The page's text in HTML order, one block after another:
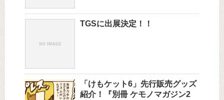
TGSに出展決定！！
「けもケット6」先行販売グッズ
紹介！『別冊 ケモノマガジン2